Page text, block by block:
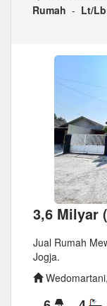
Rumah - Lt/
3,6 Milyar
Jual Rumah
Jogja.